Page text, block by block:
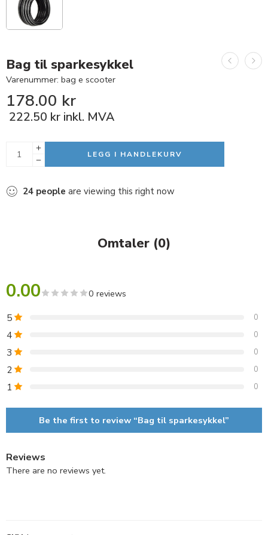
Bag til sparkesykkel
Varenummer: bag e scooter
178.00 kr
222.50 kr inkl. MVA
LEGG I HANDLEKURV
24 people are viewing this right now
Omtaler (0)
0.00 0 reviews
5 0
4 0
3 0
2 0
1 0
Be the first to review “Bag til sparkesykkel”
Reviews
There are no reviews yet.